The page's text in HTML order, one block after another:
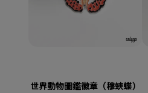
世界動物圖鑑徽章（穆蛺蝶）